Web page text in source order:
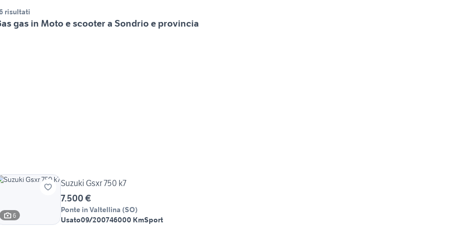
risultati
gas in Moto e scooter a Sondrio e provincia
6
Suzuki Gsxr 750 k7
7.500 €
Ponte in Valtellina (SO)
Usato09/200746000 KmSport